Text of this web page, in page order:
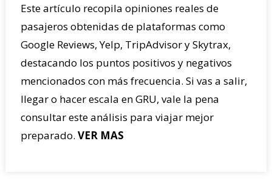
Este artículo recopila opiniones reales de
pasajeros obtenidas de plataformas como
Google Reviews, Yelp, TripAdvisor y Skytrax,
destacando los puntos positivos y negativos
mencionados con más frecuencia. Si vas a salir,
llegar o hacer escala en GRU, vale la pena
consultar este análisis para viajar mejor
preparado. VER MAS